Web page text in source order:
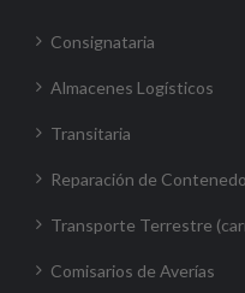
Consignataria
Almacenes Logísticos
Transitaria
Reparación de
Transporte Terrestre
Comisarios de Averías